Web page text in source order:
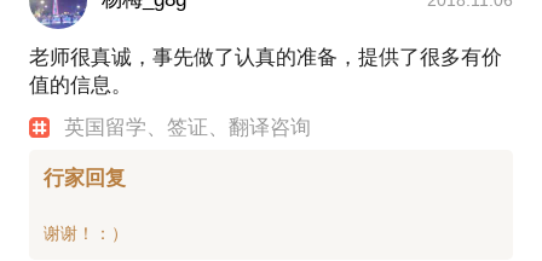
湖，还有西南部的海边小镇，当然伦敦是我的最爱。
我相信我在英国的经历会对任何一个想要了解英国文
老师很真诚，事先做了认真的准备，提供了很多有价
值的信息。
英国留学、签证、翻译咨询
行家回复